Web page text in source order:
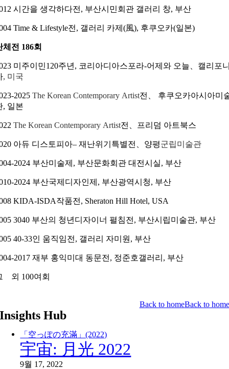
시간을 생각하다전, 부산시민회관 갤러리 창, 부산
Time & Lifestyle전, 갤러리 카제(風), 후쿠오카(일본)
체전 186회
미주이 민120주년, 코리아디아스포라-어제와 오늘、캘리포
, 미 국
2025The Korean Contemporary Artist전、 후쿠오카아시아미
, 일본
The Korean Contemporary Artist전、프리덤 아트북스
아듀 디스토피아– 재난위기특별전、양평군립미술관
2024 부산미술제, 부산문화회관 대전시실, 부산
2024 부산국제디자인제, 부산광역시청, 부산
KIDA-ISDA작품전, Sheraton Hill Hotel, USA
3040 부산의 청년디자이너 펼침전, 부산시립미술관, 부산
40-33인 움직임전, 갤러리 자미원, 부산
2017 재부 홍익미대 동문전, 정준호갤러리, 부산
외 100여회
Back to homeBack to home
Insights Hub
「空っぽの充滿」(2022)
宇宙: 月光 2022
9월 17, 2022